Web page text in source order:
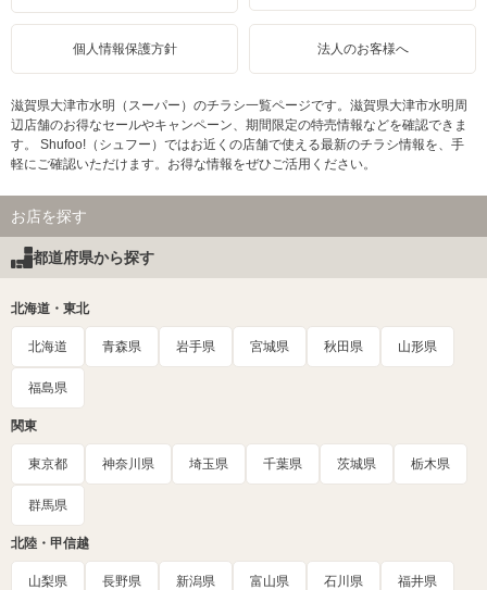
個人情報保護方針 法人のお客様へ
滋賀県大津市水明（スーパー）のチラシ一覧ページです。滋賀県大津市水明周
辺店舗のお得なセールやキャンペーン、期間限定の特売情報などを確認できま
す。 Shufoo!（シュフー）ではお近くの店舗で使える最新のチラシ情報を、手
軽にご確認いただけます。お得な情報をぜひご活用ください。
お店を探す
都道府県から探す
北海道・東北
北海道 青森県 岩手県 宮城県 秋田県 山形県
福島県
関東
東京都 神奈川県 埼玉県 千葉県 茨城県 栃木県
群馬県
北陸・甲信越
山梨県 長野県 新潟県 富山県 石川県 福井県